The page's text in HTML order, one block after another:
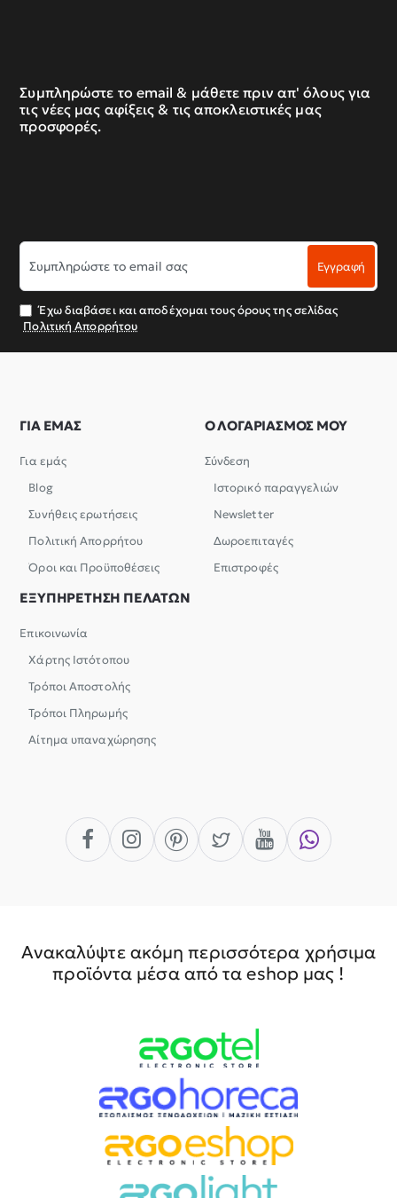
Συμπληρώστε το email & μάθετε πριν απ' όλους για
τις νέες μας αφίξεις & τις αποκλειστικές μας
προσφορές.
Συμπληρώστε
το
email
σας
Εγγραφή
Έχω διαβάσει και αποδέχομαι τους όρους της σελίδας
Πολιτική Απορρήτου
ΓΙΑ ΕΜΑΣ
Για εμάς
Blog
Συνήθεις ερωτήσεις
Πολιτική Απορρήτου
Όροι και Προϋποθέσεις
Ο ΛΟΓΑΡΙΑΣΜΟΣ ΜΟΥ
Σύνδεση
Ιστορικό παραγγελιών
Newsletter
Δωροεπιταγές
Επιστροφές
ΕΞΥΠΗΡΕΤΗΣΗ ΠΕΛΑΤΩΝ
Επικοινωνία
Χάρτης Ιστότοπου
Τρόποι Αποστολής
Τρόποι Πληρωμής
Αίτημα υπαναχώρησης
Ανακαλύψτε ακόμη περισσότερα χρήσιμα
προϊόντα μέσα από τα eshop μας !